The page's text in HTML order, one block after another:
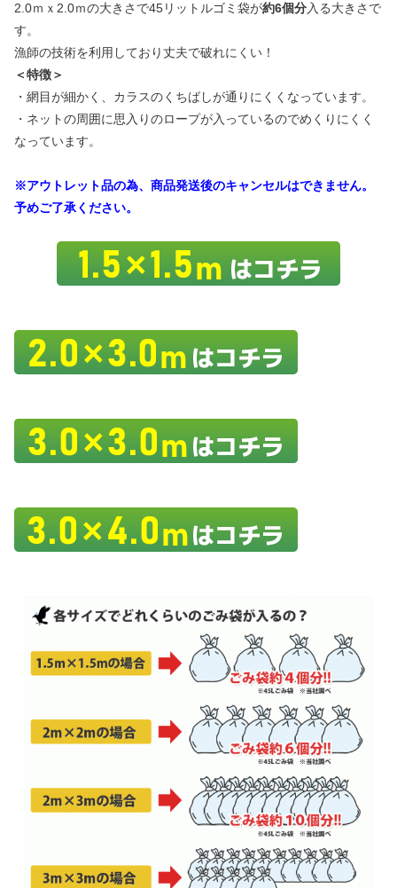
2.0ｍｘ2.0ｍの大きさで45リットルゴミ袋が約6個分入る大きさで
す。
漁師の技術を利用しており丈夫で破れにくい！
＜特徴＞
・網目が細かく、カラスのくちばしが通りにくくなっています。
・ネットの周囲に思入りのロープが入っているのでめくりにくく
なっています。
※アウトレット品の為、商品発送後のキャンセルはできません。
予めご了承ください。